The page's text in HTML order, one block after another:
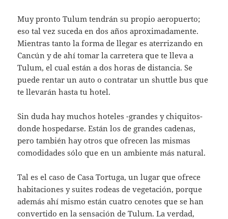
Muy pronto Tulum tendrán su propio aeropuerto;
eso tal vez suceda en dos años aproximadamente.
Mientras tanto la forma de llegar es aterrizando en
Cancún y de ahí tomar la carretera que te lleva a
Tulum, el cual están a dos horas de distancia. Se
puede rentar un auto o contratar un shuttle bus que
te llevarán hasta tu hotel.
Sin duda hay muchos hoteles -grandes y chiquitos-
donde hospedarse. Están los de grandes cadenas,
pero también hay otros que ofrecen las mismas
comodidades sólo que en un ambiente más natural.
Tal es el caso de Casa Tortuga, un lugar que ofrece
habitaciones y suites rodeas de vegetación, porque
además ahí mismo están cuatro cenotes que se han
convertido en la sensación de Tulum. La verdad,